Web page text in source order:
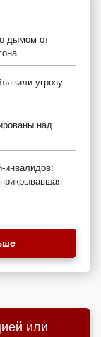
дымом от
угрозу
над
инвалидов:
или